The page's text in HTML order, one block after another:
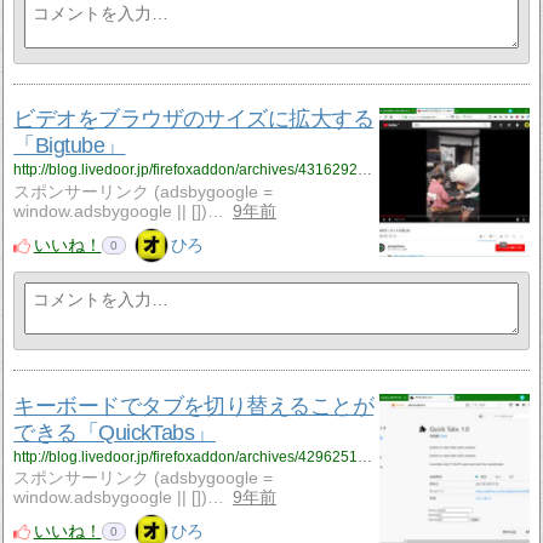
ビデオをブラウザのサイズに拡大する
「Bigtube」
http://blog.livedoor.jp/firefoxaddon/archives/4316292.html
スポンサーリンク (adsbygoogle =
window.adsbygoogle || [])…
9年前
いいね！
0 ひろ
キーボードでタブを切り替えることが
できる「QuickTabs」
スポンサーリンク (adsbygoogle =
window.adsbygoogle || [])…
9年前
いいね！
0 ひろ